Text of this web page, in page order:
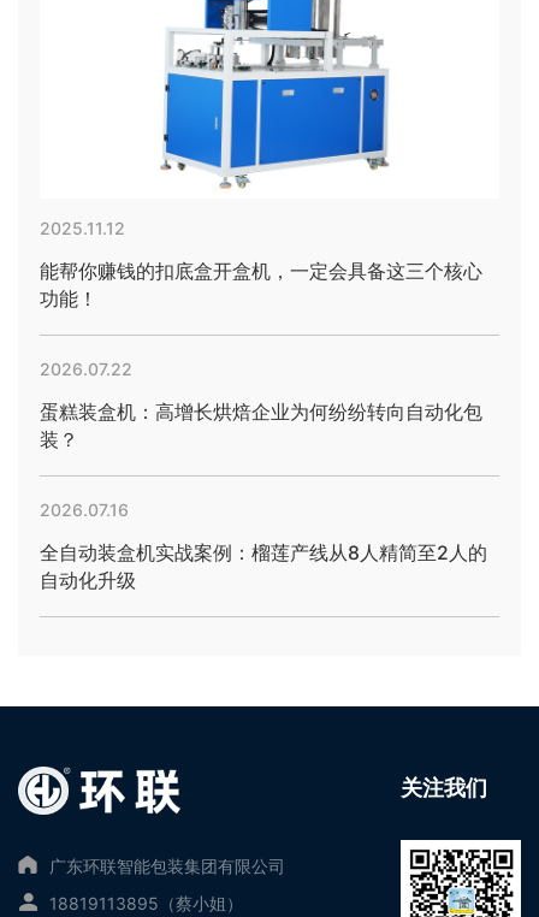
2025.11.12
能帮你赚钱的扣底盒开盒机，一定会具备这三个核心
功能！
2026.07.22
蛋糕装盒机：高增长烘焙企业为何纷纷转向自动化包
装？
2026.07.16
全自动装盒机实战案例：榴莲产线从8人精简至2人的
自动化升级
广东环联智能包装集团有限公司
18819113895（蔡小姐）
关注我们